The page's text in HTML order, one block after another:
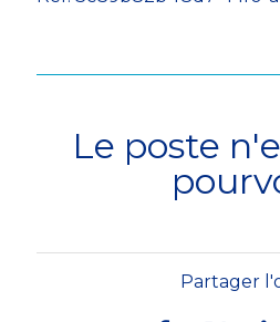
Le poste
Partager